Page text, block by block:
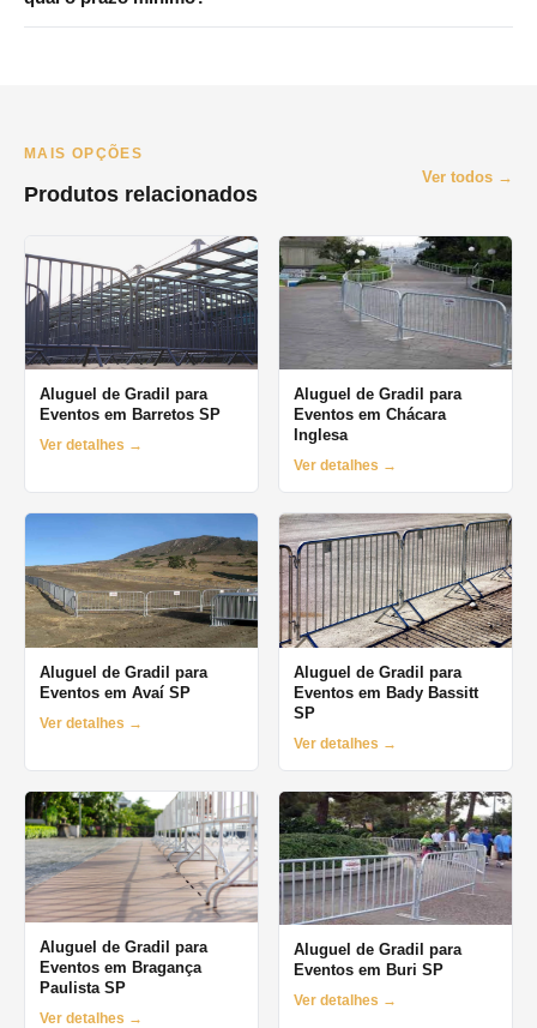
MAIS OPÇÕES
Produtos relacionados
Ver todos →
Aluguel de Gradil para
Eventos em Barretos SP
Ver detalhes →
Aluguel de Gradil para
Eventos em Chácara
Inglesa
Ver detalhes →
Aluguel de Gradil para
Eventos em Avaí SP
Ver detalhes →
Aluguel de Gradil para
Eventos em Bady Bassitt
SP
Ver detalhes →
Aluguel de Gradil para
Eventos em Bragança
Paulista SP
Ver detalhes →
Aluguel de Gradil para
Eventos em Buri SP
Ver detalhes →